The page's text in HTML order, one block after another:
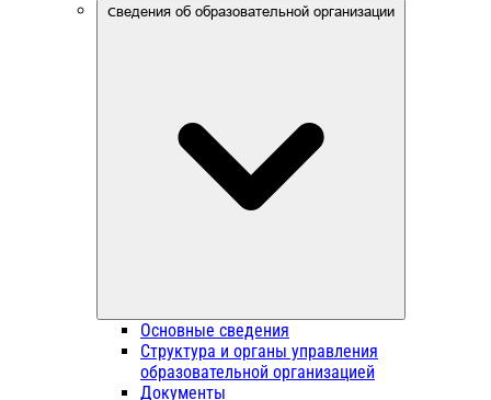
Сведения об образовательной организации
Основные сведения
Структура и органы управления
образовательной организацией
Документы